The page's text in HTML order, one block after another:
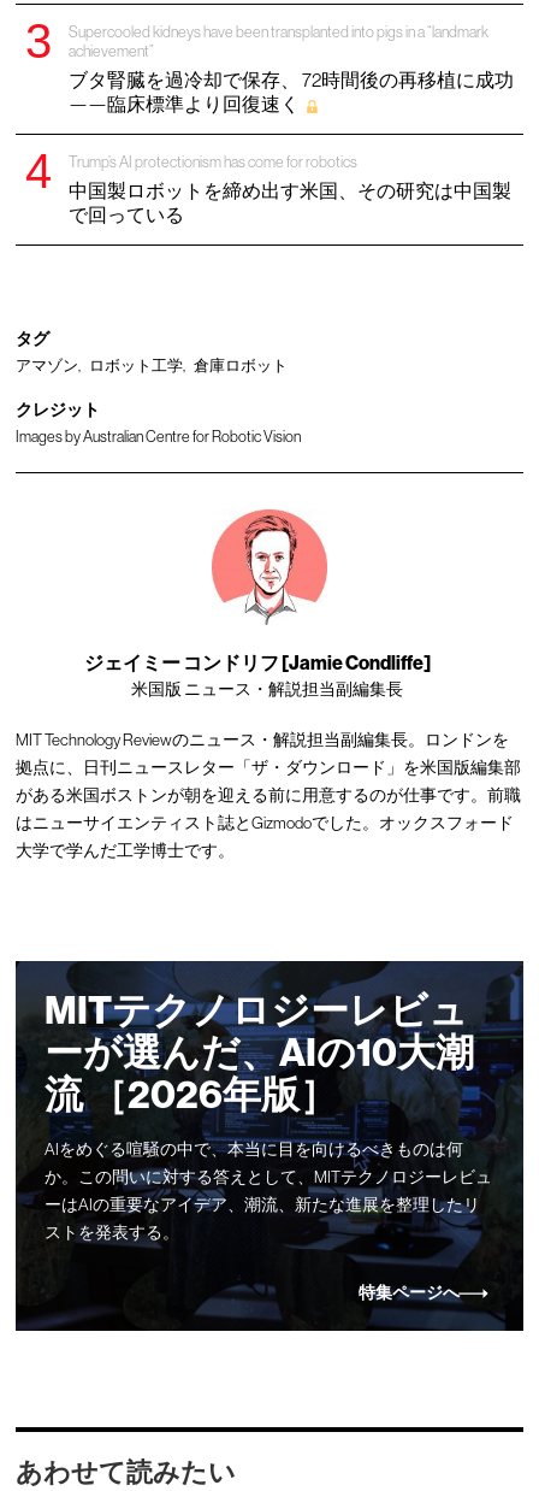
Supercooled kidneys have been transplanted into pigs in a “landmark
achievement”
ブタ腎臓を過冷却で保存、 72時間後の再移植に成功
——臨床標準より回復速く
Trump’s AI protectionism has come for robotics
中国製ロボットを締め出す米国、その研究は中国製
で回っている
タグ
アマゾン ロボット工学 倉庫ロボット
クレジット
Images by Australian Centre for Robotic Vision
ジェイミー コンドリフ [Jamie Condliffe]
米国版 ニュース・解説担当副編集長
MIT Technology Reviewのニュース・解説担当副編集長。ロンドンを
拠点に、日刊ニュースレター「ザ・ダウンロード」を米国版編集部
がある米国ボストンが朝を迎える前に用意するのが仕事です。前職
はニューサイエンティスト誌とGizmodoでした。オックスフォード
大学で学んだ工学博士です。
MITテクノロジーレビュ
ーが選んだ、AIの10大潮
流 ［2026年版］
AIをめぐる喧騒の中で、本当に目を向けるべきものは何
か。この問いに対する答えとして、MITテクノロジーレビュ
ーはAIの重要なアイデア、潮流、新たな進展を整理したリ
ストを発表する。
特集ページへ
あわせて読みたい